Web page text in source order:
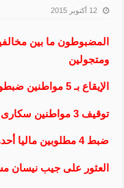
12 أكتوبر 2015
المضبوطون ما بين
ومتجولين
الإيقاع بـ 5 مواطنين ضبطوا يتعاطون في 3 وقائع مختلفة
توقيف 3 مواطنين سكارى بحوزتهم 10 طلقات نارية
ضبط 4 مطلوبين ماليا أحدهم مطلوب للحبس شهرين بقضية شيك
العثور على جيب